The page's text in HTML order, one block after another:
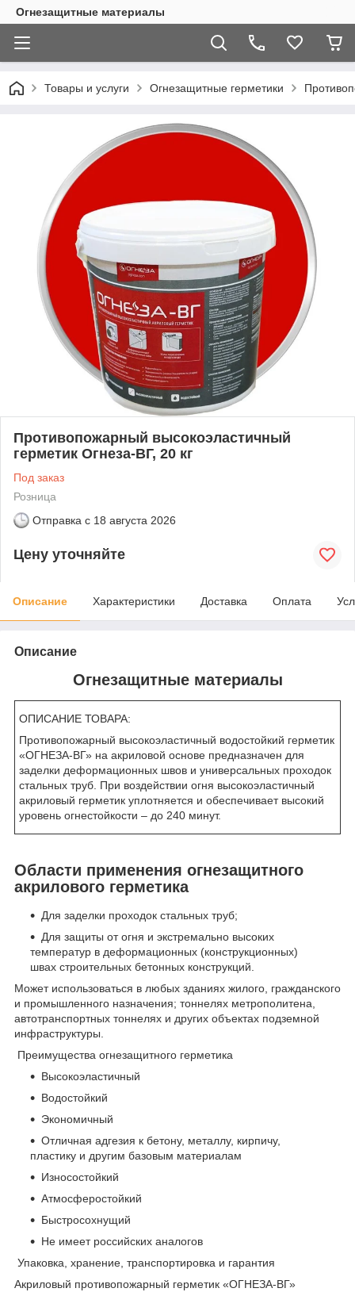
Огнезащитные материалы
Товары и услуги Огнезащитные герметики
Противопожарный высокоэластичный
герметик Огнеза-ВГ, 20 кг
Под заказ
Розница
Отправка с 18 августа 2026
Цену уточняйте
Описание Характеристики Доставка Оплата
Описание
Огнезащитные материалы
ОПИСАНИЕ ТОВАРА:
Противопожарный высокоэластичный водостойкий герметик
«ОГНЕЗА-ВГ» на акриловой основе предназначен для
заделки деформационных швов и универсальных проходок
стальных труб. При воздействии огня высокоэластичный
акриловый герметик уплотняется и обеспечивает высокий
уровень огнестойкости – до 240 минут.
Области применения огнезащитного
акрилового герметика
Для заделки проходок стальных труб;
Для защиты от огня и экстремально высоких
температур в деформационных (конструкционных)
швах строительных бетонных конструкций.
Может использоваться в любых зданиях жилого, гражданского
и промышленного назначения; тоннелях метрополитена,
автотранспортных тоннелях и других объектах подземной
инфраструктуры.
Преимущества огнезащитного герметика
Высокоэластичный
Водостойкий
Экономичный
Отличная адгезия к бетону, металлу, кирпичу,
пластику и другим базовым материалам
Износостойкий
Атмосферостойкий
Быстросохнущий
Не имеет российских аналогов
Упаковка, хранение, транспортировка и гарантия
Акриловый противопожарный герметик «ОГНЕЗА-ВГ»